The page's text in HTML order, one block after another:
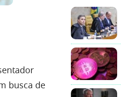
busca de